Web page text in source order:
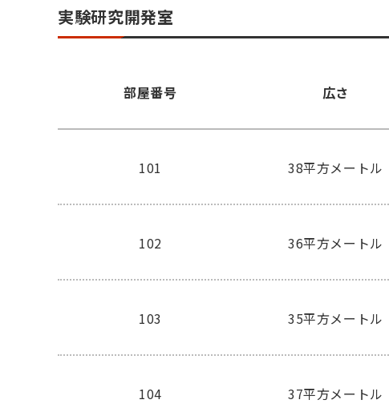
実験研究開発室
部屋番号 広さ
101 38平方メートル
102 36平方メートル
103 35平方メートル
104 37平方メートル